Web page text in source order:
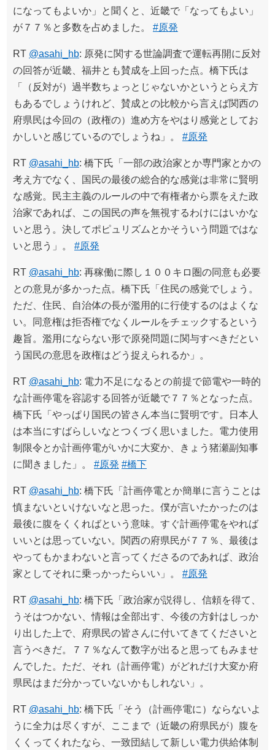
になってもよいか」と聞くと、近畿で「なってもよい」
が７７％と多数を占めました。 #原発
RT @asahi_hb: 原発に関する世論調査で運転再開に反対
の回答が近畿、福井とも賛成を上回った点。橋下氏は
「（反対が）過半数ちょっとじゃないかというとらえ方
もあるでしょうけれど、賛成との比較から言えば関西の
府県民は今回の（政権の）進め方をやはり感覚としてお
かしいと感じているのでしょうね」。 #原発
RT @asahi_hb: 橋下氏「一部の政治家とか専門家とかの
考え方でなく、国民の最後の総合的な感覚は非常に賢明
な感覚。民主主義のルールの中で有権者から票をえた政
治家であれば、この国民の声を無視するわけにはいかな
いと思う。決してポピュリズムとかそういう問題ではな
いと思う」。 #原発
RT @asahi_hb: 再稼働に際し１００キロ圏の同意も必要
との意見が多かった点。橋下氏「住民の感覚でしょう。
ただ、住民、自治体の長が濫用的に行使するのはよくな
い。同意権は拒否権でなくルールをチェックするという
趣旨。濫用にならない形で原発問題に関与すべきだとい
う国民の意思を政権はどう捉えられるか」。
RT @asahi_hb: 電力不足になるとの前提で節電や一時的
な計画停電を容認する回答が近畿で７７％となった点。
橋下氏「やっぱり国民の皆さん本当に賢明です。日本人
は本当にすばらしいなとつくづく思いました。電力使用
制限令とか計画停電がいかに大変か、きょう猪瀬副知事
に聞きました」。 #原発 #橋下
RT @asahi_hb: 橋下氏「計画停電とか簡単に言うことは
慎まないといけないなと思った。僕が言いたかったのは
最後に腹をくくればという意味。すぐ計画停電をやれば
いいとは思っていない。関西の府県民が７７％、最後は
やってもかまわないと言ってくださるのであれば、政治
家としてそれに乗っかったらいい」。 #原発
RT @asahi_hb: 橋下氏「政治家が説得し、信頼を得て、
うそはつかない、情報は全部出す、今後の方針はしっか
り出した上で、府県民の皆さんに付いてきてくださいと
言うべきだ。７７％なんて数字が出ると思ってもみませ
んでした。ただ、それ（計画停電）がどれだけ大変か府
県民はまだ分かっていないかもしれない」。
RT @asahi_hb: 橋下氏「そう（計画停電に）ならないよ
うに全力は尽くすが、ここまで（近畿の府県民が）腹を
くくってくれたなら、一致団結して新しい電力供給体制